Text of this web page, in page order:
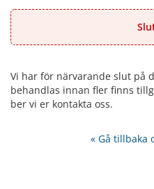
Vi har för närvarande slut på
behandlas innan fler finns
ber vi er kontakta oss.
« Gå tillbaka